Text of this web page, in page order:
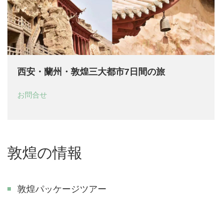
西安・蘭州・敦煌三大都市7日間の旅
お問合せ
敦煌の情報
敦煌パッケージツアー